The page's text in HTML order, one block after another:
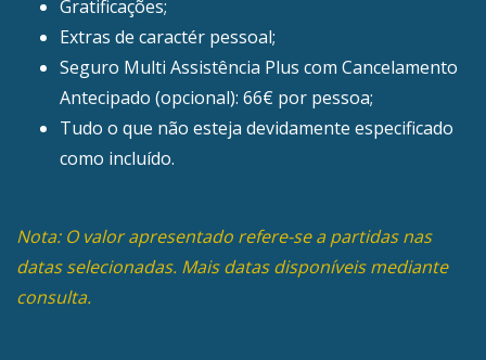
Gratificações;
Extras de caractér pessoal;
Seguro Multi Assistência Plus com Cancelamento
Antecipado (opcional): 66€ por pessoa;
Tudo o que não esteja devidamente especificado
como incluído.
Nota: O valor apresentado refere-se a partidas nas
datas selecionadas. Mais datas disponíveis mediante
consulta.